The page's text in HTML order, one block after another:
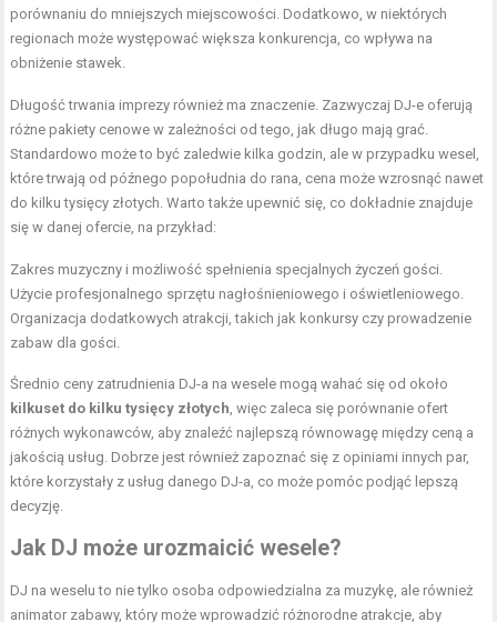
porównaniu do mniejszych miejscowości. Dodatkowo, w niektórych
regionach może występować większa konkurencja, co wpływa na
obniżenie stawek.
Długość trwania imprezy również ma znaczenie. Zazwyczaj DJ-e oferują
różne pakiety cenowe w zależności od tego, jak długo mają grać.
Standardowo może to być zaledwie kilka godzin, ale w przypadku wesel,
które trwają od późnego popołudnia do rana, cena może wzrosnąć nawet
do kilku tysięcy złotych. Warto także upewnić się, co dokładnie znajduje
się w danej ofercie, na przykład:
Zakres muzyczny i możliwość spełnienia specjalnych życzeń gości.
Użycie profesjonalnego sprzętu nagłośnieniowego i oświetleniowego.
Organizacja dodatkowych atrakcji, takich jak konkursy czy prowadzenie
zabaw dla gości.
Średnio ceny zatrudnienia DJ-a na wesele mogą wahać się od około
kilkuset do kilku tysięcy złotych, więc zaleca się porównanie ofert
różnych wykonawców, aby znaleźć najlepszą równowagę między ceną a
jakością usług. Dobrze jest również zapoznać się z opiniami innych par,
które korzystały z usług danego DJ-a, co może pomóc podjąć lepszą
decyzję.
Jak DJ może urozmaicić wesele?
DJ na weselu to nie tylko osoba odpowiedzialna za muzykę, ale również
animator zabawy, który może wprowadzić różnorodne atrakcje, aby